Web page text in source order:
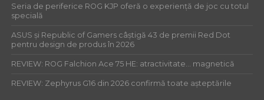
Seria de periferice ROG KJP oferă o experiență de joc cu totul
specială
ASUS și Republic of Gamers câștigă 43 de premii Red Dot
pentru design de produs în 2026
REVIEW: ROG Falchion Ace 75 HE: atractivitate… magnetică
REVIEW: Zephyrus G16 din 2026 confirmă toate așteptările